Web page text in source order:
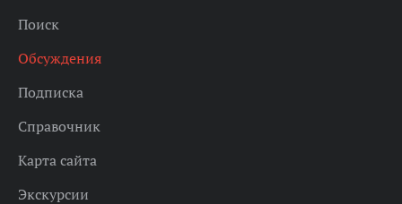
Поиск
Обсуждения
Подписка
Справочник
Карта сайта
Экскурсии